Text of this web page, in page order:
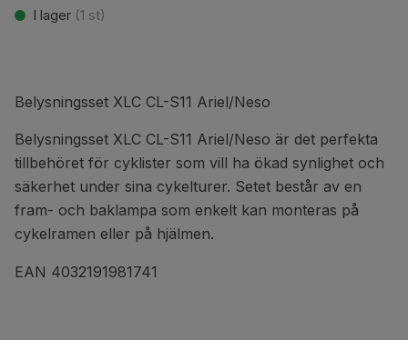
I lager (1 st)
Belysningsset XLC CL-S11 Ariel/Neso
Belysningsset XLC CL-S11 Ariel/Neso är det perfekta
tillbehöret för cyklister som vill ha ökad synlighet och
säkerhet under sina cykelturer. Setet består av en
fram- och baklampa som enkelt kan monteras på
cykelramen eller på hjälmen.
EAN 4032191981741